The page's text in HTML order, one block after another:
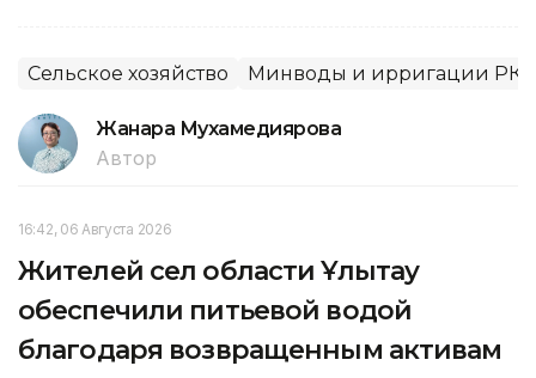
Сельское хозяйство Минводы и ирригации РК
Жанара Мухамедиярова
Автор
16:42, 06 Августа 2026
Жителей сел области Ұлытау
обеспечили питьевой водой
благодаря возвращенным активам